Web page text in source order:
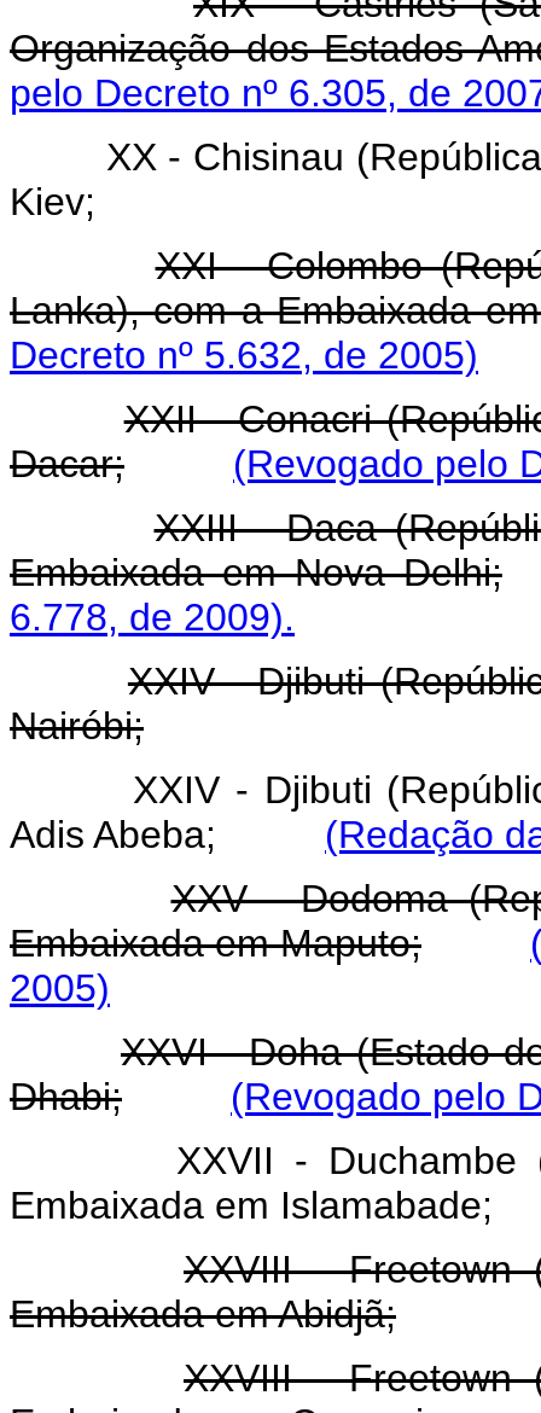
Organização dos Estados
pelo Decreto nº 6.305, de
XX - Chisinau
Kiev;
XXI - Colombo
Lanka), com a Embaixada
Decreto nº 5.632, de 2005)
XXII - Conacri
Dacar;
(Revogado pelo
XXIII - Daca
Embaixada em Nova Delhi;
6.778, de 2009).
XXIV - Djibuti
Nairóbi;
XXIV - Djibuti
Adis Abeba; (Redação
XXV - Dodoma
Embaixada em Maputo;
2005)
XXVI - Doha (Estado
Dhabi;
(Revogado pelo
XXVII - Duchambe
Embaixada em Islamabade;
XXVIII - Freetown
Embaixada em Abidjã;
XXVIII - Freetown